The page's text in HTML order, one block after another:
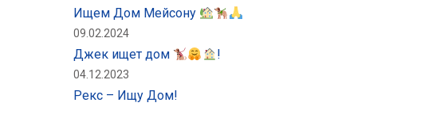
Ищем Дом Мейсону
09.02.2024
Джек ищет дом !
04.12.2023
Рекс – Ищу Дом!